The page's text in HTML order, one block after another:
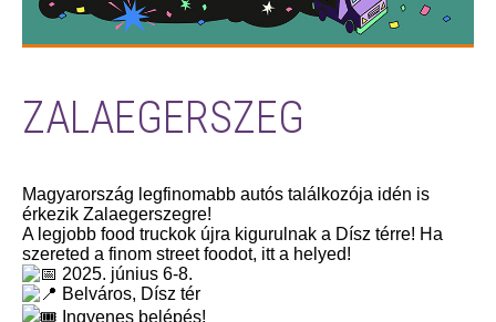
ZALAEGERSZEG
Magyarország legfinomabb autós találkozója idén is
érkezik Zalaegerszegre!
A legjobb food truckok újra kigurulnak a Dísz térre! Ha
szereted a finom street foodot, itt a helyed!
2025. június 6-8.
Belváros, Dísz tér
Ingyenes belépés!